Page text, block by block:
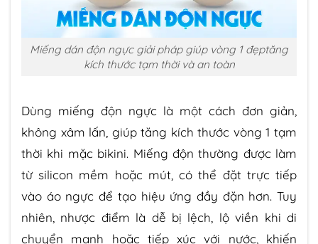
Miếng dán độn ngực giải pháp giúp vòng 1 đẹptăng
kích thước tạm thời và an toàn
Dùng miếng độn ngực là một cách đơn giản,
không xâm lấn, giúp tăng kích thước vòng 1 tạm
thời khi mặc bikini. Miếng độn thường được làm
từ silicon mềm hoặc mút, có thể đặt trực tiếp
vào áo ngực để tạo hiệu ứng đầy đặn hơn. Tuy
nhiên, nhược điểm là dễ bị lệch, lộ viền khi di
chuyển mạnh hoặc tiếp xúc với nước, khiến